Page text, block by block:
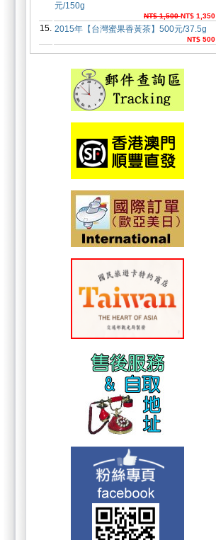
元/150g
NT$ 1,500NT$ 1,350
15. 2015年【台灣蜜果香黃茶】500元/37.5g
NT$ 500